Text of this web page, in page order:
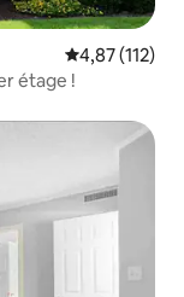
Note
4,87 (112)
étage !